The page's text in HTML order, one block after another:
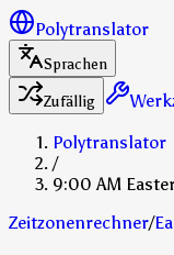
Polytranslator
Sprachen
Zufällig
Polytranslator
/
9:00 AM
Zeitzonenrechner/